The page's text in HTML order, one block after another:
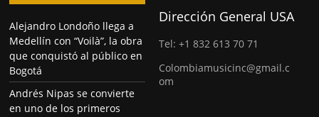
Alejandro Londoño llega a
Medellín con “Voilà”, la obra
que conquistó al público en
Bogotá
Andrés Nipas se convierte
en uno de los primeros
Dirección General USA
Tel: +1 832 613 70 71
Colombiamusicinc@gmail.c
om